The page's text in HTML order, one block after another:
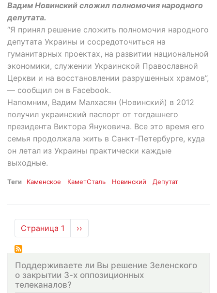
Вадим Новинский сложил полномочия народного
депутата.
“Я принял решение сложить полномочия народного
депутата Украины и сосредоточиться на
гуманитарных проектах, на развитии национальной
экономики, служении Украинской Православной
Церкви и на восстановлении разрушенных храмов”,
— сообщил он в Facebook.
Напомним, Вадим Малхасян (Новинский) в 2012
получил украинский паспорт от тогдашнего
президента Виктора Януковича. Все это время его
семья продолжала жить в Санкт-Петербурге, куда
он летал из Украины практически каждые
выходные.
Теги Каменское КаметСталь Новинский Депутат
Нумерация
страниц
Страница 1
Следующая
страница
››
Поддерживаете ли Вы решение Зеленского
о закрытии 3-х оппозиционных
телеканалов?